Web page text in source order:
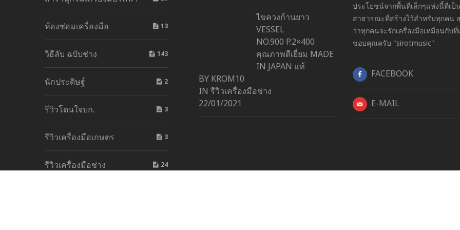
ห้องซ่อมเครื่องมือ 13
วิธีลับ ฉบับช่าง 143
นักประดิษฐ์ 2
รีวิวโดนใจบก. 3
รีวิวเครื่องมือเกษตร 3
รีวิวเครื่องมือช่าง 24
ไขควงก้านยาว
VESSEL
NO.900 P.2×400
คุณภาพดีเยี่ยม MADE
IN JAPAN แท้
BY KROM10
IN รีวิวเครื่องมือช่าง
22/01/2021
ประโยชน์จากพื้นที่เล็กๆแห่งนี้ที่เป็
สาธารณะที่สร้างไว้สำหรับทุกคน
ว่าทุกคนจะรักเครื่องมือเหมือนกับที่
ขอบคุณครับ "sirotmusic"
FACEBOOK
E-MAIL